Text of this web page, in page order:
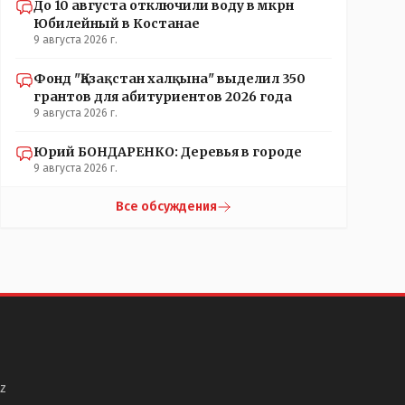
До 10 августа отключили воду в мкрн
Юбилейный в Костанае
9 августа 2026 г.
Фонд "Қазақстан халқына" выделил 350
грантов для абитуриентов 2026 года
9 августа 2026 г.
Юрий БОНДАРЕНКО: Деревья в городе
9 августа 2026 г.
Все обсуждения